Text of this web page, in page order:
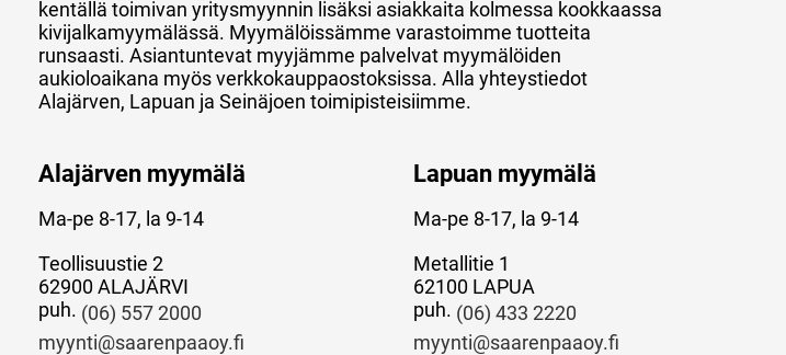
kentällä toimivan yritysmyynnin lisäksi asiakkaita kolmessa kookkaassa
kivijalkamyymälässä. Myymälöissämme varastoimme tuotteita
runsaasti. Asiantuntevat myyjämme palvelvat myymälöiden
aukioloaikana myös verkkokauppaostoksissa. Alla yhteystiedot
Alajärven, Lapuan ja Seinäjoen toimipisteisiimme.
Alajärven myymälä
Ma-pe 8-17, la 9-14
Teollisuustie 2
62900 ALAJÄRVI
puh. (06) 557 2000
myynti@saarenpaaoy.fi
Lapuan myymälä
Ma-pe 8-17, la 9-14
Metallitie 1
62100 LAPUA
puh. (06) 433 2220
myynti@saarenpaaoy.fi